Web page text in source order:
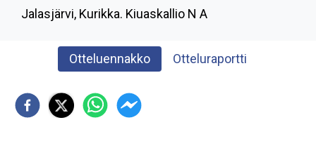
Jalasjärvi, Kurikka. Kiuaskallio N A
Otteluennakko Otteluraportti